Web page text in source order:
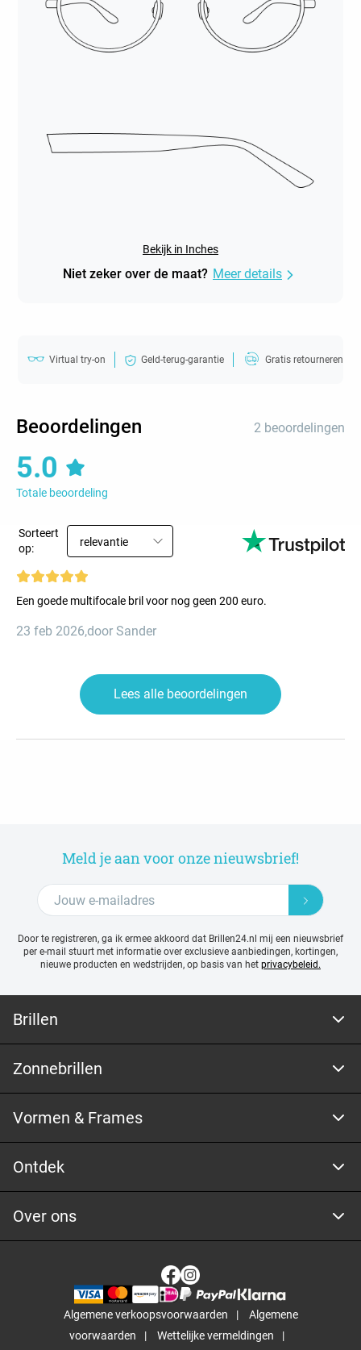
Bekijk in Inches
Niet zeker over de maat? Meer details
Virtual try-on Geld-terug-garantie Gratis retourneren
Beoordelingen 2 beoordelingen
5.0
Totale beoordeling
Sorteert
op:
relevantie
Een goede multifocale bril voor nog geen 200 euro.
23 feb 2026,door Sander
Lees alle beoordelingen
Meld je aan voor onze nieuwsbrief!
Door te registreren, ga ik ermee akkoord dat Brillen24.nl mij een nieuwsbrief
per e-mail stuurt met informatie over exclusieve aanbiedingen, kortingen,
nieuwe producten en wedstrijden, op basis van het privacybeleid.
Brillen
Zonnebrillen
Vormen & Frames
Ontdek
Over ons
Algemene verkoopsvoorwaarden
Algemene
voorwaarden
Wettelijke vermeldingen